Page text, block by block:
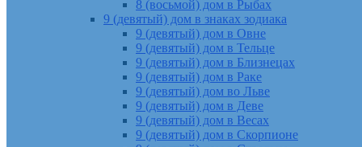
8 (восьмой) дом в Рыбах
9 (девятый) дом в знаках зодиака
9 (девятый) дом в Овне
9 (девятый) дом в Тельце
9 (девятый) дом в Близнецах
9 (девятый) дом в Раке
9 (девятый) дом во Льве
9 (девятый) дом в Деве
9 (девятый) дом в Весах
9 (девятый) дом в Скорпионе